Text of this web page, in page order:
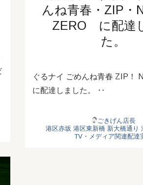
んね青春・ZIP
ZERO に配達
た。
ぐるナイ ごめんね青春 ZIP
に配達しました。 ‥
ごきげん店長
港区赤坂 港区東新橋 新大橋通り
TV・メディア関連配達